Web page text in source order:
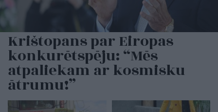
Krištopans par Eiropas
konkurētspēju: “Mēs
atpaliekam ar kosmisku
ātrumu!”